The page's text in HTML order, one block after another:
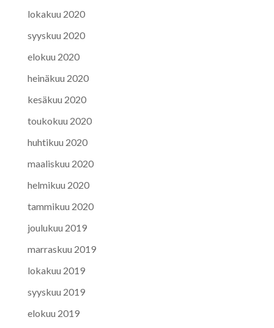
lokakuu 2020
syyskuu 2020
elokuu 2020
heinäkuu 2020
kesäkuu 2020
toukokuu 2020
huhtikuu 2020
maaliskuu 2020
helmikuu 2020
tammikuu 2020
joulukuu 2019
marraskuu 2019
lokakuu 2019
syyskuu 2019
elokuu 2019